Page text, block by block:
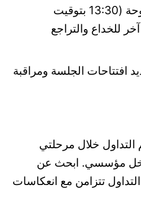
بطولة نيويورك المفتوحة (13:30 بتوقيت
للخداع والتراجع
افتتاحات الجلسة ومراقبة
خلال مرحلتي
تدخل مؤسسي. ابحث عن
تتزامن مع انعكاسات